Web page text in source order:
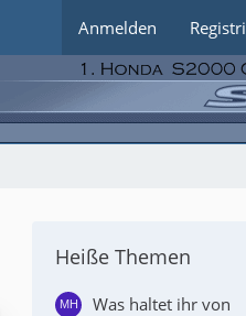
Anmelden
Heiße Themen
Was haltet ihr von